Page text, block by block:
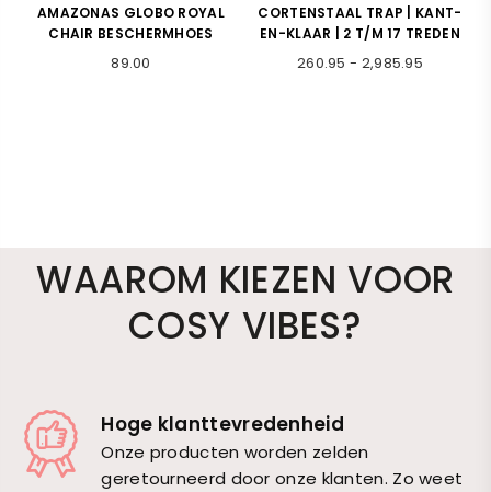
AMAZONAS GLOBO ROYAL
CHAIR BESCHERMHOES
Normale
89.00
CORTENSTAAL TRAP | KANT-
EN-KLAAR | 2 T/M 17 TREDEN
260.95 - 2,985.95
WAAROM KIEZEN VOOR
COSY VIBES?
Hoge klanttevredenheid
Onze producten worden zelden
geretourneerd door onze klanten. Zo weet